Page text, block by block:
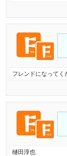
フレンドになってく
樋田淳也